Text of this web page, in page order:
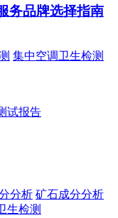
务品牌选择指南
集中空调卫生检测
试报告
分析 矿石成分分析
生检测